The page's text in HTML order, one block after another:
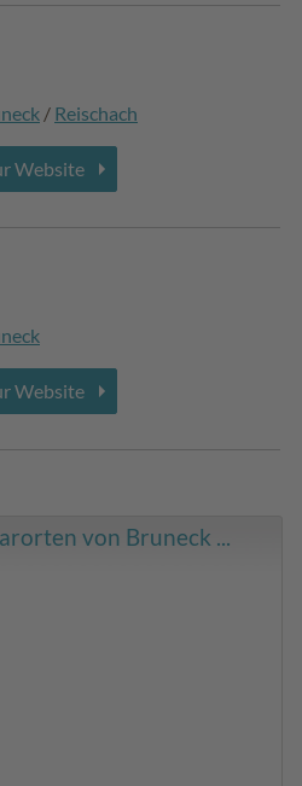
/ Reischach
Website
Website
von Bruneck ...